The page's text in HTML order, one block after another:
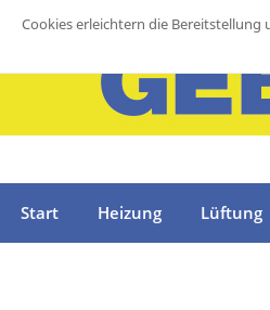
Start Heizung Lüftung
Cookies erleichtern die Bereitstellung